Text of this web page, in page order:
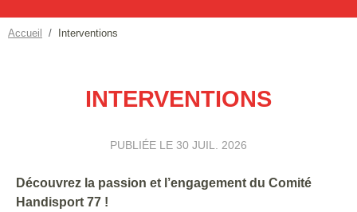
Accueil Interventions
INTERVENTIONS
PUBLIÉE LE 30 JUIL. 2026
Découvrez la passion et l’engagement du Comité
Handisport 77 !